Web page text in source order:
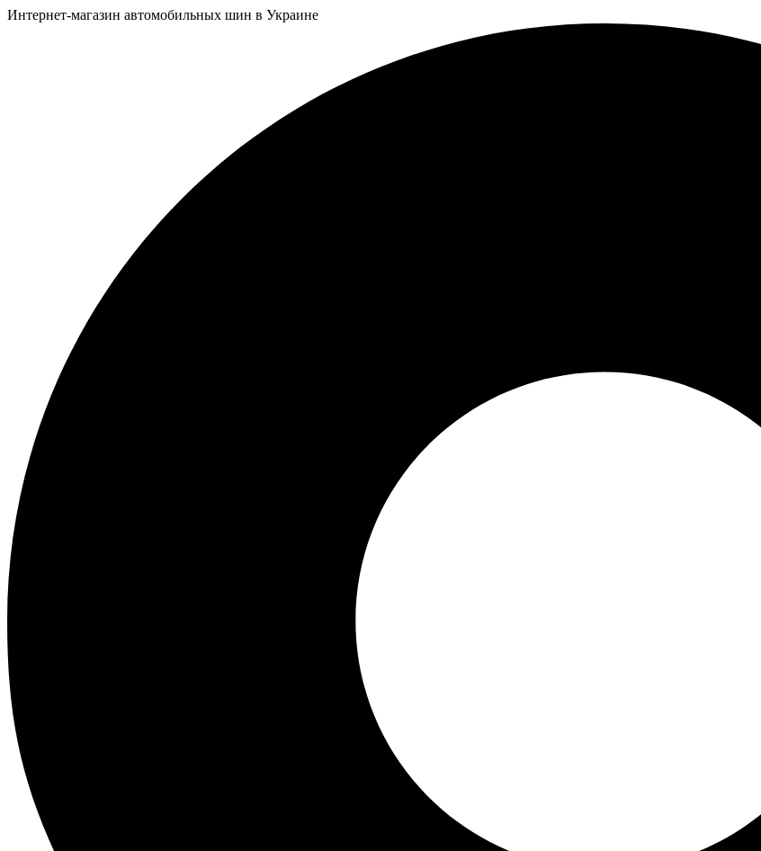
Интернет-магазин автомобильных шин в Украине